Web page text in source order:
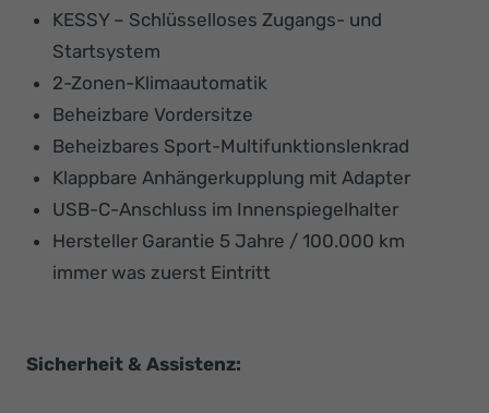
KESSY – Schlüsselloses Zugangs- und
Startsystem
2-Zonen-Klimaautomatik
Beheizbare Vordersitze
Beheizbares Sport-Multifunktionslenkrad
Klappbare Anhängerkupplung mit Adapter
USB-C-Anschluss im Innenspiegelhalter
Hersteller Garantie 5 Jahre / 100.000 km
immer was zuerst Eintritt
Sicherheit & Assistenz: